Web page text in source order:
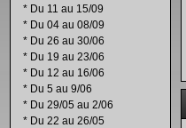
* Du 11 au 15/09
* Du 04 au 08/09
* Du 26 au 30/06
* Du 19 au 23/06
* Du 12 au 16/06
* Du 5 au 9/06
* Du 29/05 au 2/06
* Du 22 au 26/05